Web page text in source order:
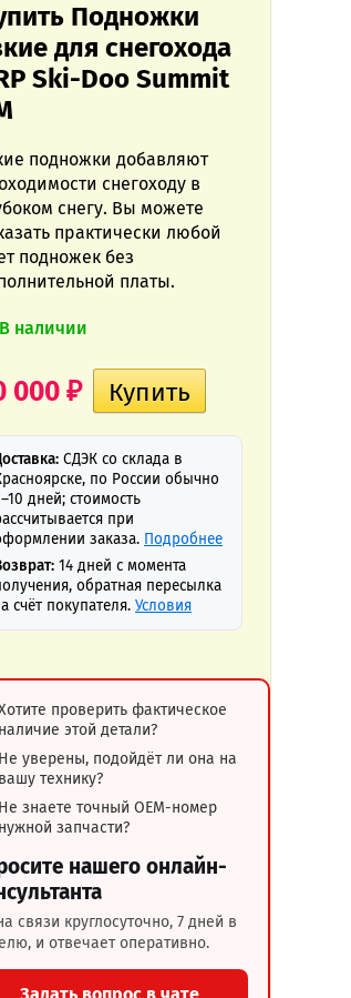
Подножки
для снегохода
Ski-Doo Summit
подножки добавляют
снегоходу в
снегу. Вы можете
практически любой
подножек без
платы.
В наличии
000 ₽
СДЭК со склада в
по России обычно
дней; стоимость
при
заказа. Подробнее
14 дней с момента
обратная пересылка
счёт покупателя. Условия
проверить фактическое
наличие этой детали?
Не уверены, подойдёт ли она на
вашу технику?
Не знаете точный OEM-номер
нужной запчасти?
нашего онлайн-
связи круглосуточно, 7 дней в
и отвечает оперативно.